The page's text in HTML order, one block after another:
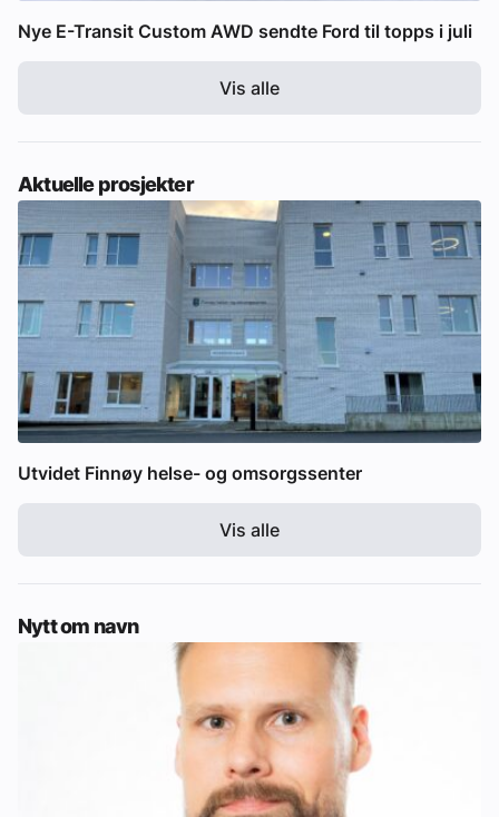
Nye E-Transit Custom AWD sendte Ford til topps i juli
Vis alle
Aktuelle prosjekter
Utvidet Finnøy helse- og omsorgssenter
Vis alle
Nytt om navn